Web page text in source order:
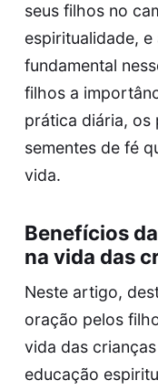
seus filhos no
espiritualidade,
fundamental
filhos a
prática diária, os
sementes de fé
vida.
Benefícios
na vida das
Neste artigo,
oração pelos
vida das
educação